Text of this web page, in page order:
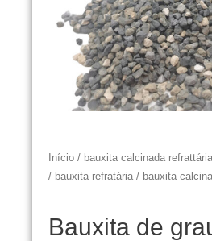
Início / bauxita calcinada refrattária
/ bauxita refratária / bauxita
Bauxita de